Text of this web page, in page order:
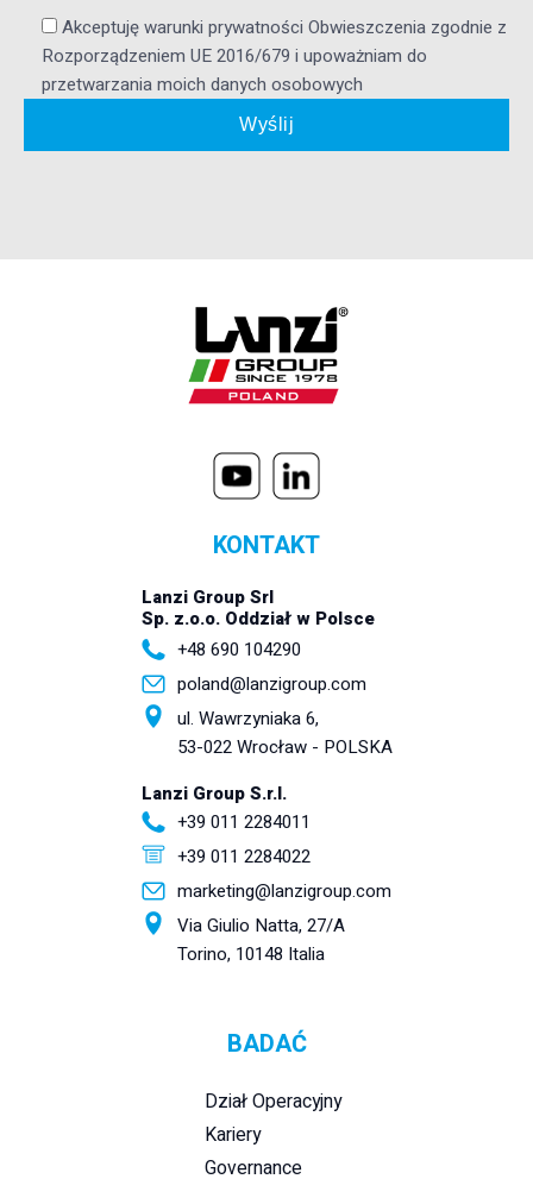
Akceptuję warunki prywatności Obwieszczenia zgodnie z
Rozporządzeniem UE 2016/679 i upoważniam do
przetwarzania moich danych osobowych
KONTAKT
Lanzi Group Srl
Sp. z.o.o. Oddział w Polsce
+48 690 104290
poland@lanzigroup.com
ul. Wawrzyniaka 6,
53-022 Wrocław - POLSKA
Lanzi Group S.r.l.
+39 011 2284011
+39 011 2284022
marketing@lanzigroup.com
Via Giulio Natta, 27/A
Torino, 10148 Italia
BADAĆ
Dział Operacyjny
Kariery
Governance